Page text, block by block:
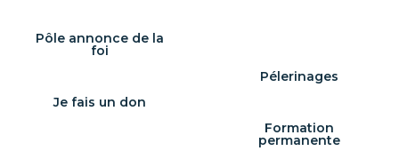
Pôle annonce de la
foi
Pélerinages
Je fais un don
Formation
permanente